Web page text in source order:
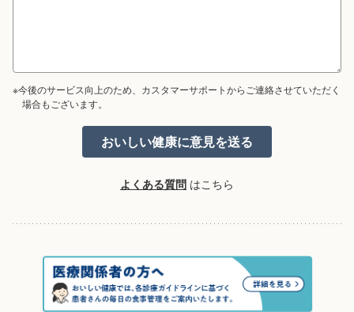
※今後のサービス向上のため、カスタマーサポートからご連絡させていただく
場合もございます。
よくある質問 はこちら